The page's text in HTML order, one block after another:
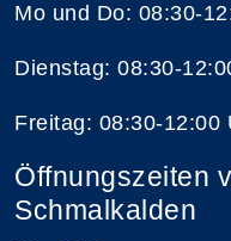
Mo und Do: 08:30-
Dienstag: 08:30-
Freitag: 08:30-12:00
Öffnungszeiten
Schmalkalden